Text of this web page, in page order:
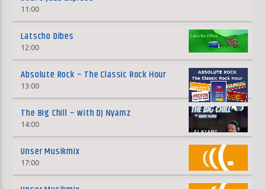
11:00
Latscho Dibes
12:00
Absolute Rock – The Classic Rock Hour
13:00
The Big Chill – with DJ Nyamz
14:00
Unser Musikmix
17:00